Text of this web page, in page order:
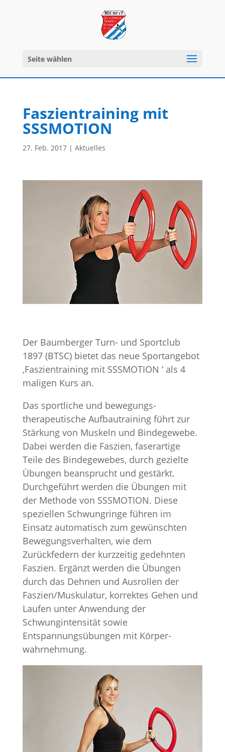
Seite wählen
Faszientraining mit
SSSMOTION
27. Feb. 2017| Aktuelles
Der Baumberger Turn- und Sportclub
1897 (BTSC) bietet das neue Sportangebot
‚Faszientraining mit SSSMOTION ‘ als 4
maligen Kurs an.
Das sportliche und bewegungs­
therapeutische Aufbautraining führt zur
Stärkung von Muskeln und Bindegewebe.
Dabei werden die Faszien, faserartige
Teile des Bindegewebes, durch gezielte
Übungen beansprucht und gestärkt.
Durchgeführt werden die Übungen mit
der Methode von SSSMOTION. Diese
speziellen Schwungringe führen im
Einsatz automatisch zum gewünschten
Bewegungs­verhalten, wie dem
Zurückfedern der kurzzeitig gedehnten
Faszien. Ergänzt werden die Übungen
durch das Dehnen und Ausrollen der
Faszien/Muskulatur, korrektes Gehen und
Laufen unter Anwendung der
Schwungintensität sowie
Entspannungsübungen mit Körper­
wahrnehmung.